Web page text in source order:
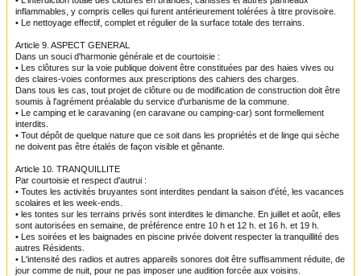
inflammables, y compris celles qui furent antérieurement tolérées à titre provisoire.
• Le nettoyage effectif, complet et régulier de la surface totale des terrains.
Article 9. ASPECT GENERAL
Dans un souci d'harmonie générale et de courtoisie :
• Les clôtures sur la voie publique doivent être constituées par des haies vives ou
des claires-voies conformes aux prescriptions des cahiers des charges.
Dans tous les cas, tout projet de clôture ou de modification de construction doit être
soumis à l'agrément préalable du service d'urbanisme de la commune.
• Le camping et le caravaning (en caravane ou camping-car) sont formellement
interdits.
• Tout dépôt de quelque nature que ce soit dans les propriétés et de linge qui sèche
ne doivent pas être étalés de façon visible et gênante.
Article 10. TRANQUILLITE
Par courtoisie et respect d'autrui :
• Toutes les activités bruyantes sont interdites pendant la saison d'été, les vacances
scolaires et les week-ends.
• les tontes sur les terrains privés sont interdites le dimanche. En juillet et août, elles
sont autorisées en semaine, de préférence entre 10 h et 12 h. et 16 h. et 19 h.
• Les soirées et les baignades en piscine privée doivent respecter la tranquillité des
autres Résidents.
• L'intensité des radios et autres appareils sonores doit être suffisamment réduite, de
jour comme de nuit, pour ne pas imposer une audition forcée aux voisins.